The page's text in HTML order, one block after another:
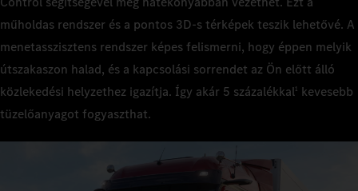
műholdas rendszer és a pontos 3D‑s térképek teszik lehetővé. A
menetasszisztens rendszer képes felismerni, hogy éppen melyik
útszakaszon halad, és a kapcsolási sorrendet az Ön előtt álló
közlekedési helyzethez igazítja. Így akár 5 százalékkal1 kevesebb
tüzelőanyagot fogyaszthat.